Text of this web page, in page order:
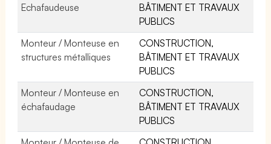
Echafaudeuse
BÂTIMENT ET TRAVAUX
PUBLICS
Monteur / Monteuse en
structures métalliques
CONSTRUCTION,
BÂTIMENT ET TRAVAUX
PUBLICS
Monteur / Monteuse en
échafaudage
CONSTRUCTION,
BÂTIMENT ET TRAVAUX
PUBLICS